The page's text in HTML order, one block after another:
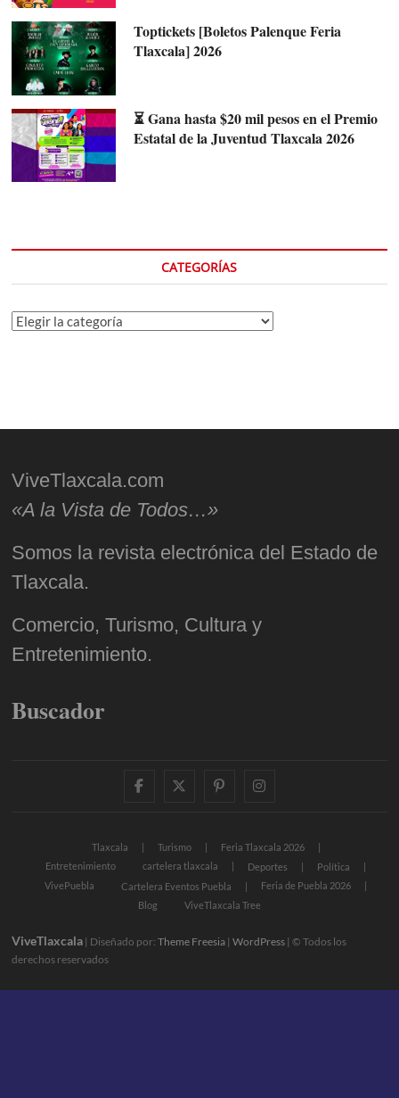
Toptickets [Boletos Palenque Feria
Tlaxcala] 2026
⏳ Gana hasta $20 mil pesos en el Premio
Estatal de la Juventud Tlaxcala 2026
CATEGORÍAS
Categorías
ViveTlaxcala.com
«A la Vista de Todos…»
Somos la revista electrónica del Estado de
Tlaxcala.
Comercio, Turismo, Cultura y
Entretenimiento.
Buscador
facebooktwitter
pinterestinstagram
Tlaxcala Turismo
Feria Tlaxcala 2026
Entretenimiento
cartelera tlaxcala Deportes
Política
VivePuebla
Cartelera Eventos Puebla
Feria de Puebla 2026
Blog
ViveTlaxcala Tree
ViveTlaxcala | Diseñado por:Theme Freesia |WordPress | © Todos los
derechos reservados